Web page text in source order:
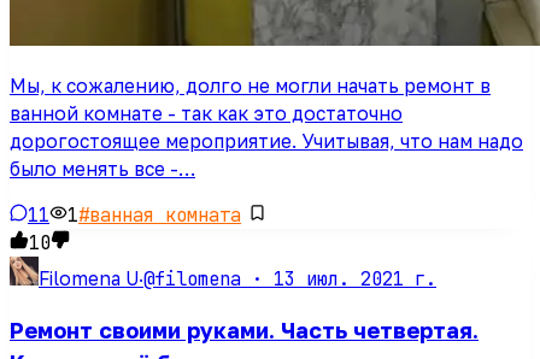
Мы, к сожалению, долго не могли начать ремонт в
ванной комнате - так как это достаточно
дорогостоящее мероприятие. Учитывая, что нам надо
было менять все -…
11 1#ванная комната
10
Filomena U·@filomena · 13 июл. 2021 г.
Ремонт своими руками. Часть четвертая.